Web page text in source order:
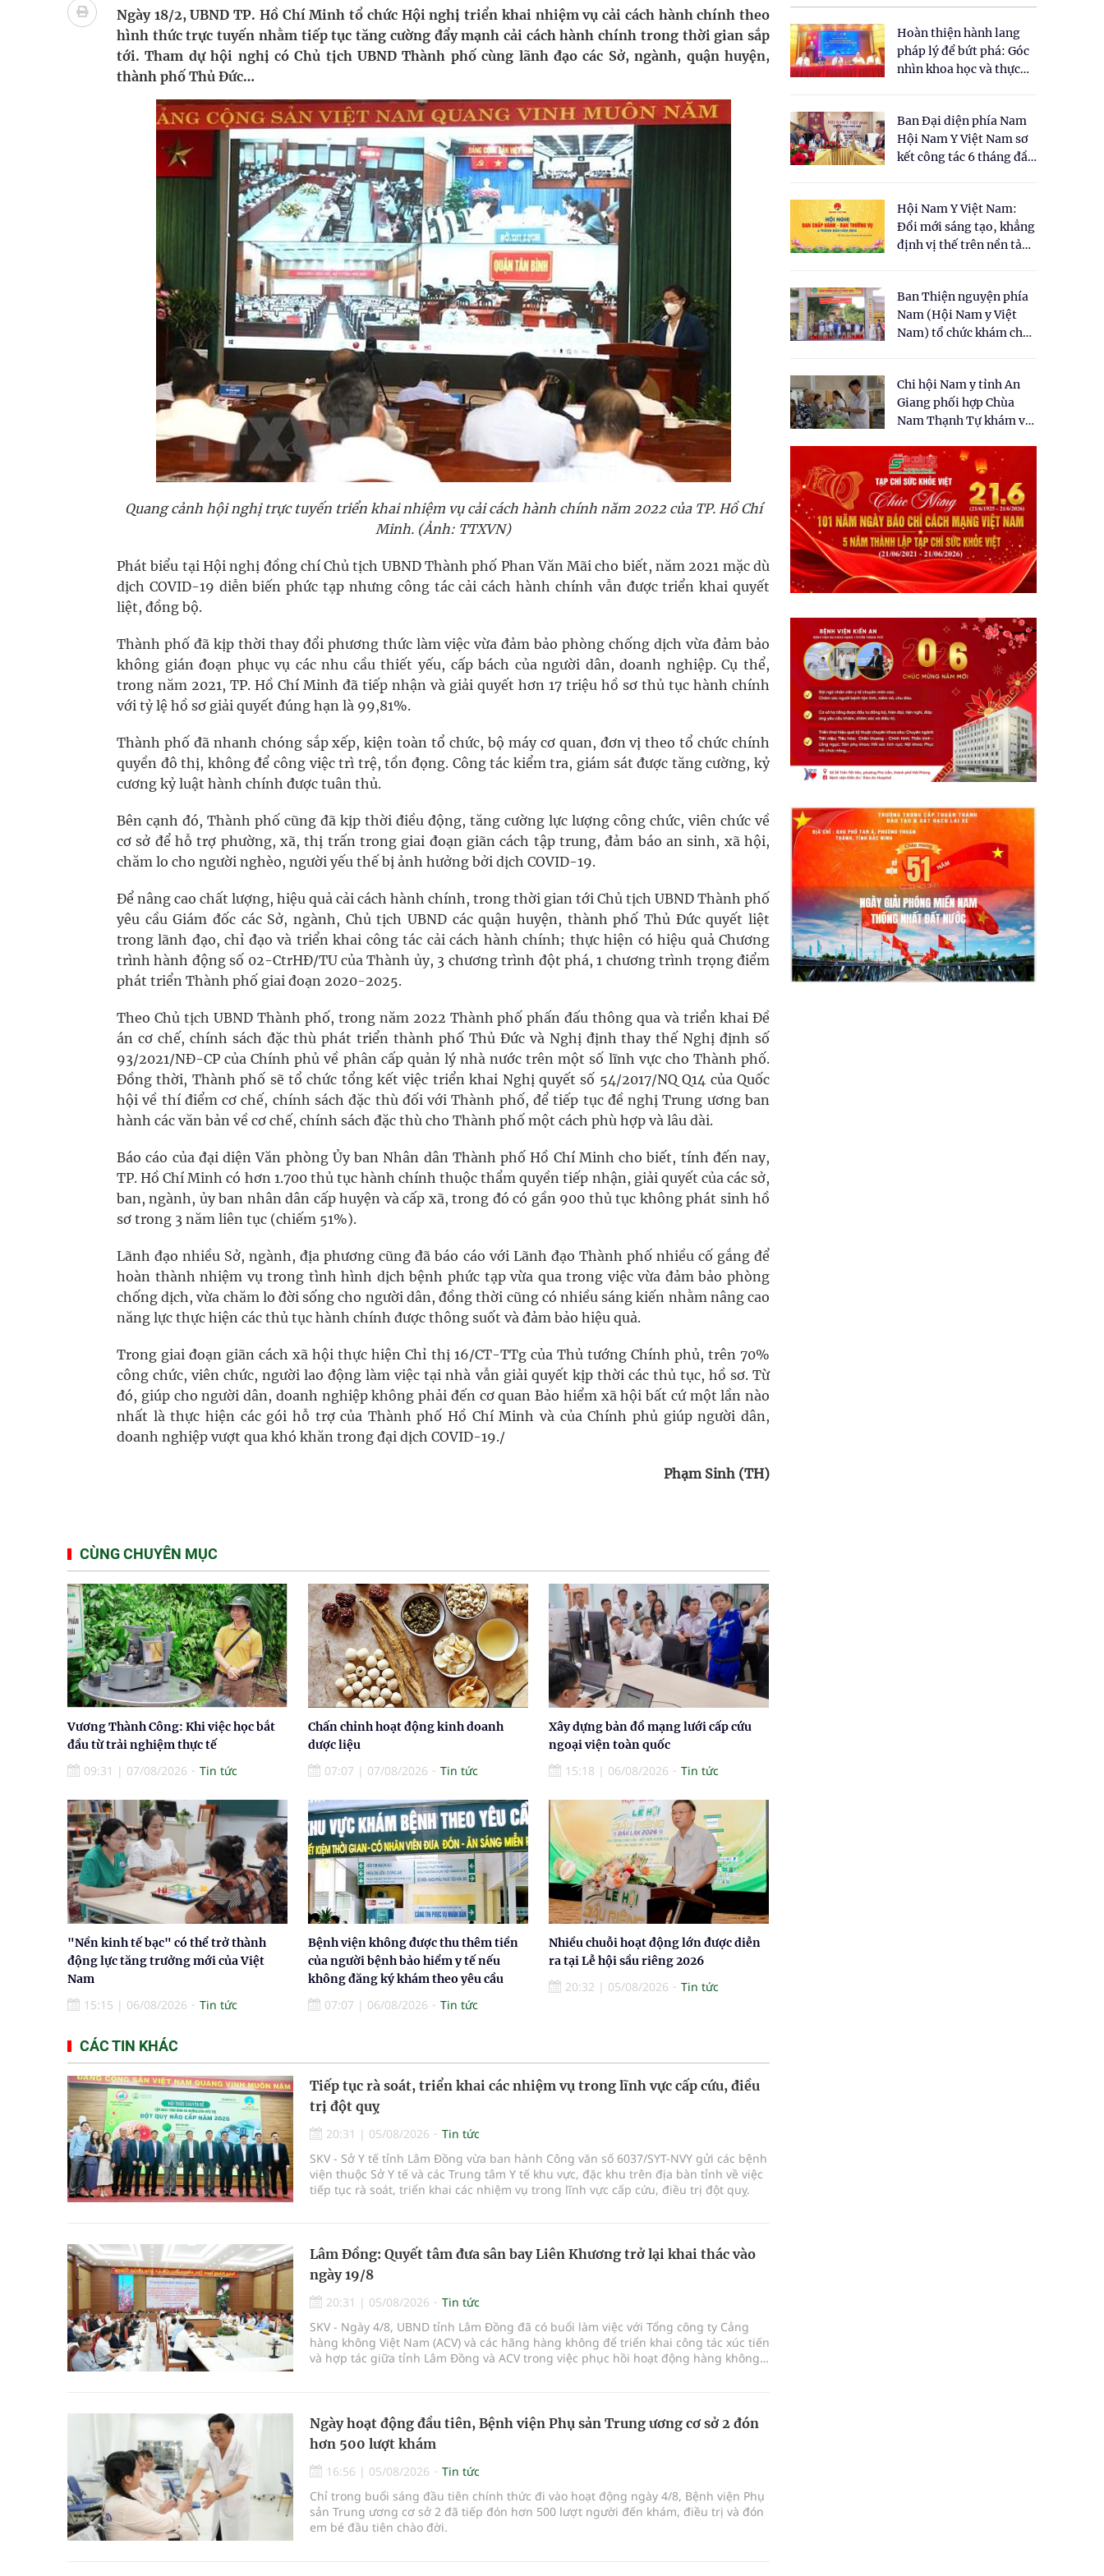
bảo vệ sức khỏe Nhân dân
Không chỉ cắt tóc, Đông Tây Barbershop dành nguồn lực cho môi trường và cộng đồng
Bệnh viện không được thu thêm tiền của người bệnh bảo hiểm y tế nếu không đăng ký khám theo yêu
Ung thư thận: Nguy hiểm vì tiến triển quá âm thầm
Vương Thành Công: Khi việc học bắt đầu từ trải nghiệm thực tế
Chấn chỉnh hoạt động kinh doanh dược liệu
Ngày 18/2, UBND TP. Hồ Chí Minh tổ chức Hội nghị triển khai nhiệm vụ cải cách hành chính theo
hình thức trực tuyến nhằm tiếp tục tăng cường đẩy mạnh cải cách hành chính trong thời gian sắp
tới. Tham dự hội nghị có Chủ tịch UBND Thành phố cùng lãnh đạo các Sở, ngành, quận huyện,
thành phố Thủ Đức…
Quang cảnh hội nghị trực tuyến triển khai nhiệm vụ cải cách hành chính năm 2022 của TP. Hồ Chí
Minh. (Ảnh: TTXVN)
Phát biểu tại Hội nghị đồng chí Chủ tịch UBND Thành phố Phan Văn Mãi cho biết, năm 2021 mặc dù
dịch COVID-19 diễn biến phức tạp nhưng công tác cải cách hành chính vẫn được triển khai quyết
liệt, đồng bộ.
Thành phố đã kịp thời thay đổi phương thức làm việc vừa đảm bảo phòng chống dịch vừa đảm bảo
không gián đoạn phục vụ các nhu cầu thiết yếu, cấp bách của người dân, doanh nghiệp. Cụ thể,
trong năm 2021, TP. Hồ Chí Minh đã tiếp nhận và giải quyết hơn 17 triệu hồ sơ thủ tục hành chính
với tỷ lệ hồ sơ giải quyết đúng hạn là 99,81%.
Thành phố đã nhanh chóng sắp xếp, kiện toàn tổ chức, bộ máy cơ quan, đơn vị theo tổ chức chính
quyền đô thị, không để công việc trì trệ, tồn đọng. Công tác kiểm tra, giám sát được tăng cường, kỷ
cương kỷ luật hành chính được tuân thủ.
Bên cạnh đó, Thành phố cũng đã kịp thời điều động, tăng cường lực lượng công chức, viên chức về
cơ sở để hỗ trợ phường, xã, thị trấn trong giai đoạn giãn cách tập trung, đảm báo an sinh, xã hội,
chăm lo cho người nghèo, người yếu thế bị ảnh hưởng bởi dịch COVID-19.
Để nâng cao chất lượng, hiệu quả cải cách hành chính, trong thời gian tới Chủ tịch UBND Thành phố
yêu cầu Giám đốc các Sở, ngành, Chủ tịch UBND các quận huyện, thành phố Thủ Đức quyết liệt
trong lãnh đạo, chỉ đạo và triển khai công tác cải cách hành chính; thực hiện có hiệu quả Chương
trình hành động số 02-CtrHĐ/TU của Thành ủy, 3 chương trình đột phá, 1 chương trình trọng điểm
phát triển Thành phố giai đoạn 2020-2025.
Theo Chủ tịch UBND Thành phố, trong năm 2022 Thành phố phấn đấu thông qua và triển khai Đề
án cơ chế, chính sách đặc thù phát triển thành phố Thủ Đức và Nghị định thay thế Nghị định số
93/2021/NĐ-CP của Chính phủ về phân cấp quản lý nhà nước trên một số lĩnh vực cho Thành phố.
Đồng thời, Thành phố sẽ tổ chức tổng kết việc triển khai Nghị quyết số 54/2017/NQ Q14 của Quốc
hội về thí điểm cơ chế, chính sách đặc thù đối với Thành phố, để tiếp tục đề nghị Trung ương ban
hành các văn bản về cơ chế, chính sách đặc thù cho Thành phố một cách phù hợp và lâu dài.
Báo cáo của đại diện Văn phòng Ủy ban Nhân dân Thành phố Hồ Chí Minh cho biết, tính đến nay,
TP. Hồ Chí Minh có hơn 1.700 thủ tục hành chính thuộc thẩm quyền tiếp nhận, giải quyết của các sở,
ban, ngành, ủy ban nhân dân cấp huyện và cấp xã, trong đó có gần 900 thủ tục không phát sinh hồ
sơ trong 3 năm liên tục (chiếm 51%).
Lãnh đạo nhiều Sở, ngành, địa phương cũng đã báo cáo với Lãnh đạo Thành phố nhiều cố gắng để
hoàn thành nhiệm vụ trong tình hình dịch bệnh phức tạp vừa qua trong việc vừa đảm bảo phòng
chống dịch, vừa chăm lo đời sống cho người dân, đồng thời cũng có nhiều sáng kiến nhằm nâng cao
năng lực thực hiện các thủ tục hành chính được thông suốt và đảm bảo hiệu quả.
Trong giai đoạn giãn cách xã hội thực hiện Chỉ thị 16/CT-TTg của Thủ tướng Chính phủ, trên 70%
công chức, viên chức, người lao động làm việc tại nhà vẫn giải quyết kịp thời các thủ tục, hồ sơ. Từ
đó, giúp cho người dân, doanh nghiệp không phải đến cơ quan Bảo hiểm xã hội bất cứ một lần nào
nhất là thực hiện các gói hỗ trợ của Thành phố Hồ Chí Minh và của Chính phủ giúp người dân,
doanh nghiệp vượt qua khó khăn trong đại dịch COVID-19./
Phạm Sinh (TH)
CÙNG CHUYÊN MỤC
Vương Thành Công: Khi việc học bắt
đầu từ trải nghiệm thực tế
09:31 | 07/08/2026 Tin tức
Chấn chỉnh hoạt động kinh doanh
dược liệu
07:07 | 07/08/2026 Tin tức
Xây dựng bản đồ mạng lưới cấp cứu
ngoại viện toàn quốc
15:18 | 06/08/2026 Tin tức
"Nền kinh tế bạc" có thể trở thành
động lực tăng trưởng mới của Việt
Nam
15:15 | 06/08/2026 Tin tức
Bệnh viện không được thu thêm tiền
của người bệnh bảo hiểm y tế nếu
không đăng ký khám theo yêu cầu
07:07 | 06/08/2026 Tin tức
Nhiều chuỗi hoạt động lớn được diễn
ra tại Lễ hội sầu riêng 2026
20:32 | 05/08/2026 Tin tức
CÁC TIN KHÁC
Tiếp tục rà soát, triển khai các nhiệm vụ trong lĩnh vực cấp cứu, điều
trị đột quỵ
20:31 | 05/08/2026
Tin tức
SKV - Sở Y tế tỉnh Lâm Đồng vừa ban hành Công văn số 6037/SYT-NVY gửi các bệnh
viện thuộc Sở Y tế và các Trung tâm Y tế khu vực, đặc khu trên địa bàn tỉnh về việc
tiếp tục rà soát, triển khai các nhiệm vụ trong lĩnh vực cấp cứu, điều trị đột quỵ.
Lâm Đồng: Quyết tâm đưa sân bay Liên Khương trở lại khai thác vào
ngày 19/8
20:31 | 05/08/2026
Tin tức
SKV - Ngày 4/8, UBND tỉnh Lâm Đồng đã có buổi làm việc với Tổng công ty Cảng
hàng không Việt Nam (ACV) và các hãng hàng không để triển khai công tác xúc tiến
và hợp tác giữa tỉnh Lâm Đồng và ACV trong việc phục hồi hoạt động hàng không,
Ngày hoạt động đầu tiên, Bệnh viện Phụ sản Trung ương cơ sở 2 đón
hơn 500 lượt khám
16:56 | 05/08/2026
Tin tức
Chỉ trong buổi sáng đầu tiên chính thức đi vào hoạt động ngày 4/8, Bệnh viện Phụ
sản Trung ương cơ sở 2 đã tiếp đón hơn 500 lượt người đến khám, điều trị và đón
em bé đầu tiên chào đời.
Hoàn thiện hành lang
pháp lý để bứt phá: Góc
nhìn khoa học và thực
cho Luật Y dược cổ
truyền Việt Nam"
Ban Đại diện phía Nam
Hội Nam Y Việt Nam sơ
kết công tác 6 tháng đầu
Hội Nam Y Việt Nam:
Đổi mới sáng tạo, khẳng
định vị thế trên nền tảng
Ban Thiện nguyện phía
Nam (Hội Nam y Việt
Nam) tổ chức khám chữa
dân tại xã Tân Tập
Chi hội Nam y tỉnh An
Giang phối hợp Chùa
Nam Thạnh Tự khám và
nhân dân